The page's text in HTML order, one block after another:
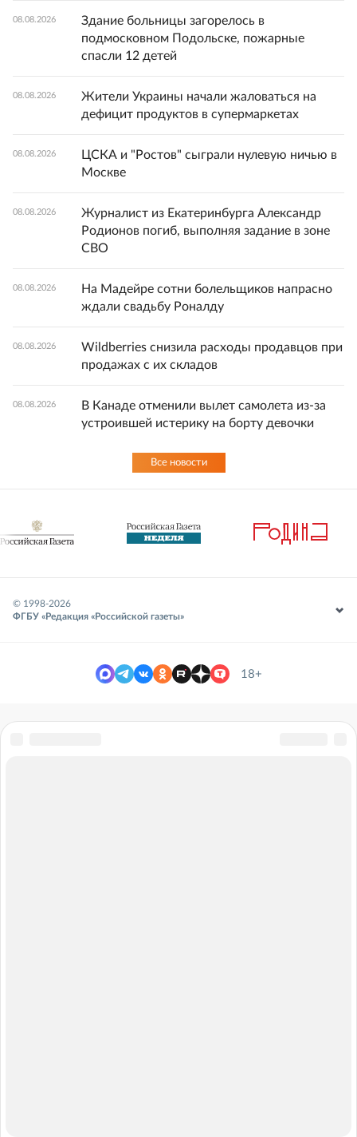
08.08.2026
Здание больницы загорелось в
подмосковном Подольске, пожарные
спасли 12 детей
08.08.2026
Жители Украины начали жаловаться на
дефицит продуктов в супермаркетах
08.08.2026
ЦСКА и "Ростов" сыграли нулевую ничью в
Москве
08.08.2026
Журналист из Екатеринбурга Александр
Родионов погиб, выполняя задание в зоне
СВО
08.08.2026
На Мадейре сотни болельщиков напрасно
ждали свадьбу Роналду
08.08.2026
Wildberries снизила расходы продавцов при
продажах с их складов
08.08.2026
В Канаде отменили вылет самолета из-за
устроившей истерику на борту девочки
Все новости
© 1998-2026
ФГБУ «Редакция «Российской газеты»
18+